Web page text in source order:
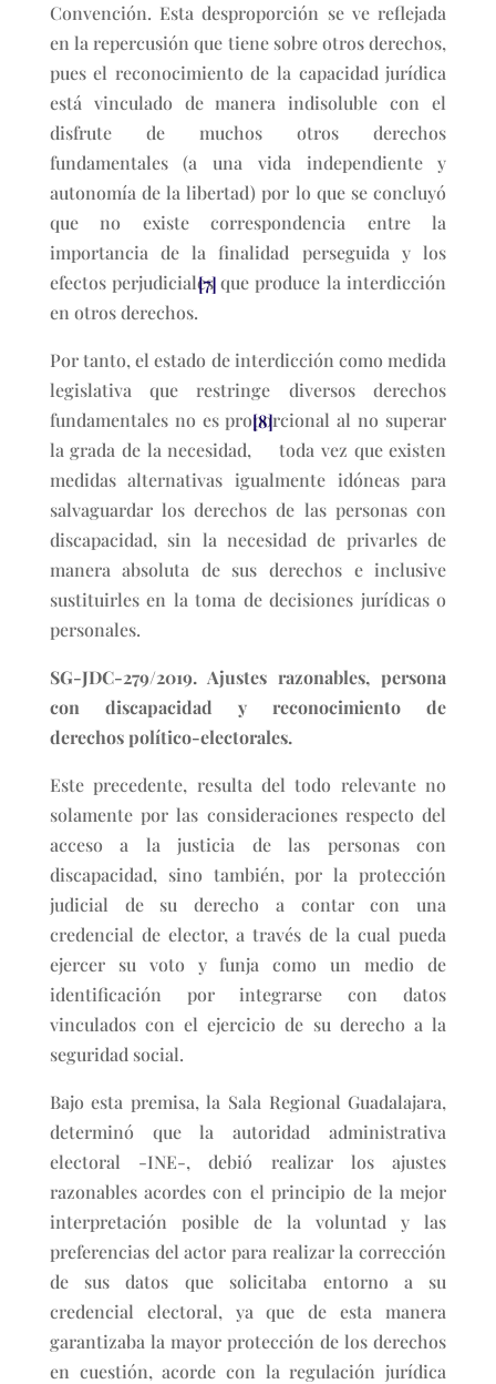
Convención. Esta desproporción se ve reflejada
en la repercusión que tiene sobre otros derechos,
pues el reconocimiento de la capacidad jurídica
está vinculado de manera indisoluble con el
disfrute de muchos otros derechos
fundamentales (a una vida independiente y
autonomía de la libertad) por lo que se concluyó
que no existe correspondencia entre la
importancia de la finalidad perseguida y los
efectos perjudiciales que produce la interdicción
en otros derechos.
[7]
Por tanto, el estado de interdicción como medida
legislativa que restringe diversos derechos
fundamentales no es proporcional al no superar
la grada de la necesidad,
[8]
toda vez que existen
medidas alternativas igualmente idóneas para
salvaguardar los derechos de las personas con
discapacidad, sin la necesidad de privarles de
manera absoluta de sus derechos e inclusive
sustituirles en la toma de decisiones jurídicas o
personales.
SG-JDC-279/2019. Ajustes razonables, persona
con discapacidad y reconocimiento de
derechos político-electorales.
Este precedente, resulta del todo relevante no
solamente por las consideraciones respecto del
acceso a la justicia de las personas con
discapacidad, sino también, por la protección
judicial de su derecho a contar con una
credencial de elector, a través de la cual pueda
ejercer su voto y funja como un medio de
identificación por integrarse con datos
vinculados con el ejercicio de su derecho a la
seguridad social.
Bajo esta premisa, la Sala Regional Guadalajara,
determinó que la autoridad administrativa
electoral -INE-, debió realizar los ajustes
razonables acordes con el principio de la mejor
interpretación posible de la voluntad y las
preferencias del actor para realizar la corrección
de sus datos que solicitaba entorno a su
credencial electoral, ya que de esta manera
garantizaba la mayor protección de los derechos
en cuestión, acorde con la regulación jurídica